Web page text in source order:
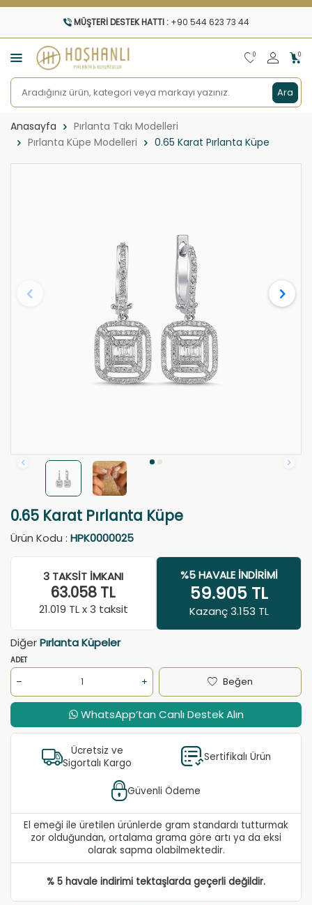
MÜŞTERI DESTEK HATTI : +90 544 623 73 44
Ara
0 0
Anasayfa
Pırlanta Takı Modelleri
Pırlanta Küpe Modelleri
0.65 Karat Pırlanta Küpe
0.65 Karat Pırlanta Küpe
Ürün Kodu : HPK0000025
3 TAKSIT İMKANI
63.058 TL
21.019 TL x 3 taksit
%5 HAVALE İNDIRIMI
59.905 TL
Kazanç 3.153 TL
DiğerPırlanta Küpeler
ADET
Beğen
WhatsApp’tan Canlı Destek Alın
Ücretsiz ve
Sigortalı Kargo
Sertifikalı Ürün
Güvenli Ödeme
El emeği ile üretilen ürünlerde gram standardı tutturmak
zor olduğundan, ortalama grama göre artı ya da eksi
olarak sapma olabilmektedir.
% 5 havale indirimi tektaşlarda geçerli değildir.